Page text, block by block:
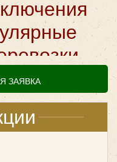
ЗАЯВКА
Регулярные
гарантируют
времени.
этап, который
документ